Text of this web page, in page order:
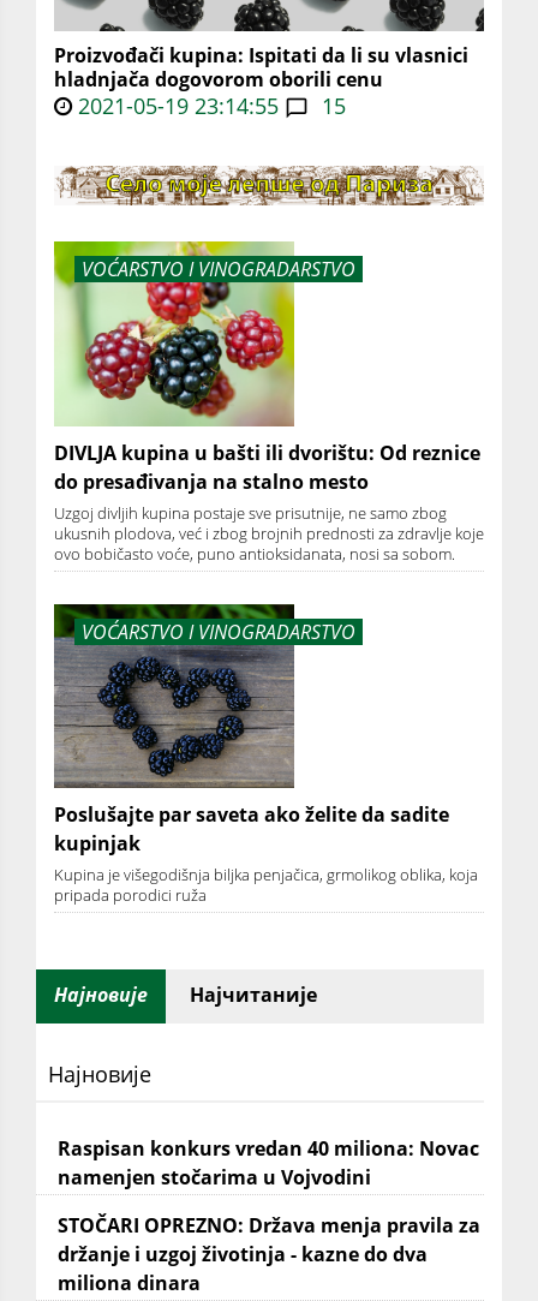
Proizvođači kupina: Ispitati da li su vlasnici
hladnjača dogovorom oborili cenu
2021-05-19 23:14:55 15
VOĆARSTVO I VINOGRADARSTVO
DIVLJA kupina u bašti ili dvorištu: Od reznice
do presađivanja na stalno mesto
Uzgoj divljih kupina postaje sve prisutnije, ne samo zbog
ukusnih plodova, već i zbog brojnih prednosti za zdravlje koje
ovo bobičasto voće, puno antioksidanata, nosi sa sobom.
VOĆARSTVO I VINOGRADARSTVO
Poslušajte par saveta ako želite da sadite
kupinjak
Kupinа je višegodišnjа biljkа penjаčicа, grmolikog oblikа, kojа
pripаdа porodici ružа
Најновије Најчитаније
Најновије
Raspisan konkurs vredan 40 miliona: Novac
namenjen stočarima u Vojvodini
STOČARI OPREZNO: Država menja pravila za
držanje i uzgoj životinja - kazne do dva
miliona dinara